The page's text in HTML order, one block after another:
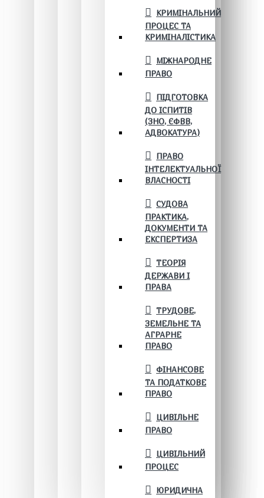
КРИМІНАЛЬНИЙ
ПРОЦЕС ТА
КРИМІНАЛІСТИКА
МІЖНАРОДНЕ
ПРАВО
ПІДГОТОВКА
ДО ІСПИТІВ
(ЗНО, ЄФВВ,
АДВОКАТУРА)
ПРАВО
ІНТЕЛЕКТУАЛЬНОЇ
ВЛАСНОСТІ
СУДОВА
ПРАКТИКА,
ДОКУМЕНТИ ТА
ЕКСПЕРТИЗА
ТЕОРІЯ
ДЕРЖАВИ І
ПРАВА
ТРУДОВЕ,
ЗЕМЕЛЬНЕ ТА
АГРАРНЕ
ПРАВО
ФІНАНСОВЕ
ТА ПОДАТКОВЕ
ПРАВО
ЦИВІЛЬНЕ
ПРАВО
ЦИВІЛЬНИЙ
ПРОЦЕС
ЮРИДИЧНА